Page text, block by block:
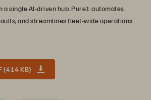
a single AI-driven hub. Pure1 automates
and streamlines fleet-wide operations
(414 KB)